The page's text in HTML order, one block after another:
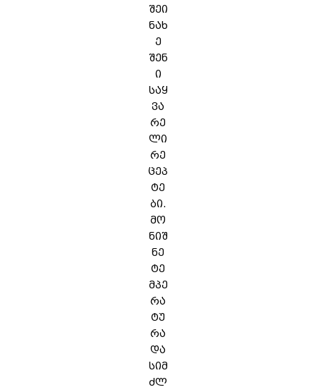
შეი
ნახ
ე
შენ
ი
საყ
ვა
რე
ლი
რე
ცეპ
ტე
ბი.
მო
ნიშ
ნე
ტე
მპე
რა
ტუ
რა
და
სიმ
ძლ